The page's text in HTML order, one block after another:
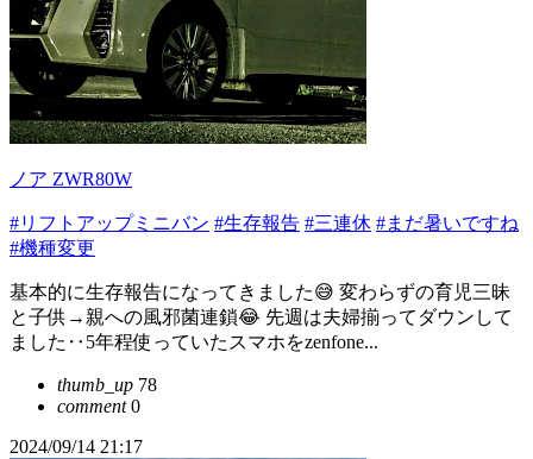
ノア ZWR80W
#リフトアップミニバン #生存報告 #三連休 #まだ暑いですね
#機種変更
基本的に生存報告になってきました😅 変わらずの育児三昧
と子供→親への風邪菌連鎖😂 先週は夫婦揃ってダウンして
ました‥5年程使っていたスマホをzenfone...
thumb_up 78
comment0
2024/09/14 21:17